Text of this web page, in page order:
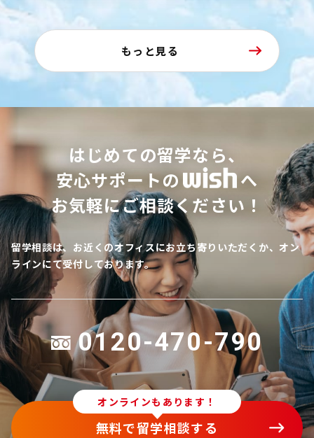
もっと見る
はじめての留学なら、
安心サポートの
へ
お気軽にご相談ください！
留学相談は、お近くのオフィスにお立ち寄りいただくか、オン
ラインにて受付しております。
0120-470-790
オンラインもあります！
無料で留学相談する